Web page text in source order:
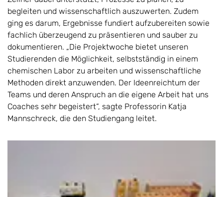
begleiten und wissenschaftlich auszuwerten. Zudem
ging es darum, Ergebnisse fundiert aufzubereiten sowie
fachlich überzeugend zu präsentieren und sauber zu
dokumentieren. „Die Projektwoche bietet unseren
Studierenden die Möglichkeit, selbstständig in einem
chemischen Labor zu arbeiten und wissenschaftliche
Methoden direkt anzuwenden. Der Ideenreichtum der
Teams und deren Anspruch an die eigene Arbeit hat uns
Coaches sehr begeistert“, sagte Professorin Katja
Mannschreck, die den Studiengang leitet.